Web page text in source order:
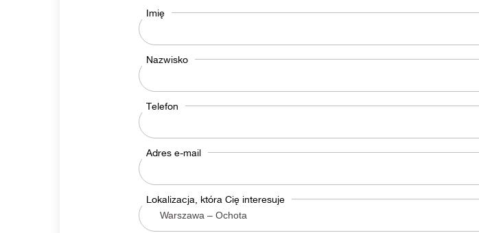
Imię
Nazwisko
Telefon
Adres e-mail
Lokalizacja, która Cię interesuje